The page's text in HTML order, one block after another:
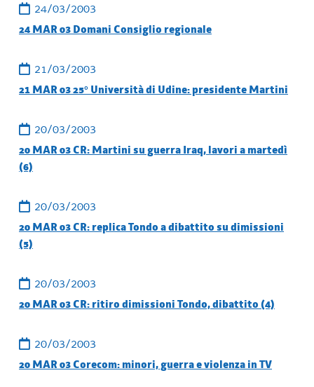
24/03/2003
24 MAR 03 Domani Consiglio regionale
21/03/2003
21 MAR 03 25° Università di Udine: presidente Martini
20/03/2003
20 MAR 03 CR: Martini su guerra Iraq, lavori a martedì
(6)
20/03/2003
20 MAR 03 CR: replica Tondo a dibattito su dimissioni
(5)
20/03/2003
20 MAR 03 CR: ritiro dimissioni Tondo, dibattito (4)
20/03/2003
20 MAR 03 Corecom: minori, guerra e violenza in TV